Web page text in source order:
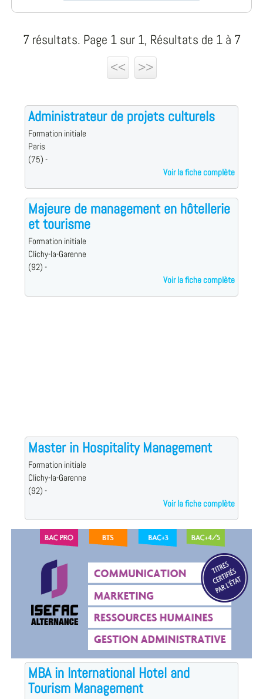
7 résultats. Page 1 sur 1, Résultats de 1 à 7
<<
>>
Administrateur de projets culturels
Formation initiale
Paris
(75) -
Voir la fiche complète
Majeure de management en hôtellerie
et tourisme
Formation initiale
Clichy-la-Garenne
(92) -
Voir la fiche complète
Master in Hospitality Management
Formation initiale
Clichy-la-Garenne
(92) -
Voir la fiche complète
MBA in International Hotel and
Tourism Management